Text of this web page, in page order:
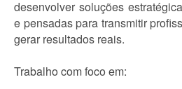
desenvolver soluções
e pensadas para transmitir
gerar resultados reais.
Trabalho com foco em: